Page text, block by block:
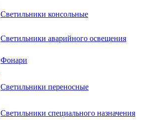
Светильники консольные
Светильники аварийного освещения
Фонари
Светильники переносные
Светильники специального назначения